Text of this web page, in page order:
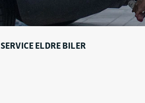
SERVICE ELDRE BILER